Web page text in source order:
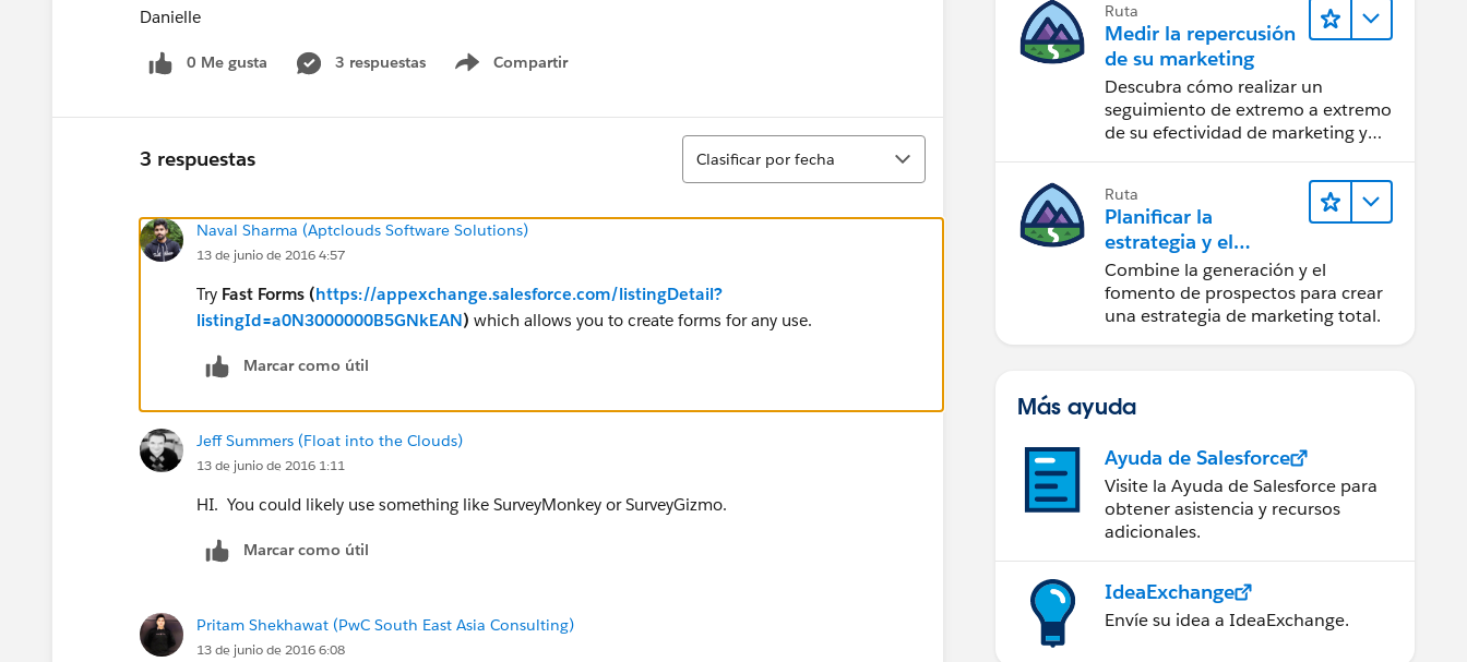
Danielle
0 Me gusta 3 respuestas Compartir
Show menu
3 respuestas
Ordenar
Clasificar por fecha
Naval Sharma (Aptclouds Software Solutions)
13 de junio de 2016 4:57
Try Fast Forms (https://appexchange.salesforce.com/listingDetail?
listingId=a0N3000000B5GNkEAN) which allows you to create forms for any use.
Marcar como útil
Jeff Summers (Float into the Clouds)
13 de junio de 2016 1:11
HI. You could likely use something like SurveyMonkey or SurveyGizmo.
Marcar como útil
Pritam Shekhawat (PwC South East Asia Consulting)
13 de junio de 2016 6:08
Ruta
Medir la repercusión
de su marketing
Descubra cómo realizar un
seguimiento de extremo a extremo
de su efectividad de marketing y
Ruta
Planificar la
estrategia y el
contenido de
marketing con
Marketing Cloud
Account
Combine la generación y el
fomento de prospectos para crear
una estrategia de marketing total.
Más ayuda
Ayuda de Salesforce
Visite la Ayuda de Salesforce para
obtener asistencia y recursos
adicionales.
IdeaExchange
Envíe su idea a IdeaExchange.